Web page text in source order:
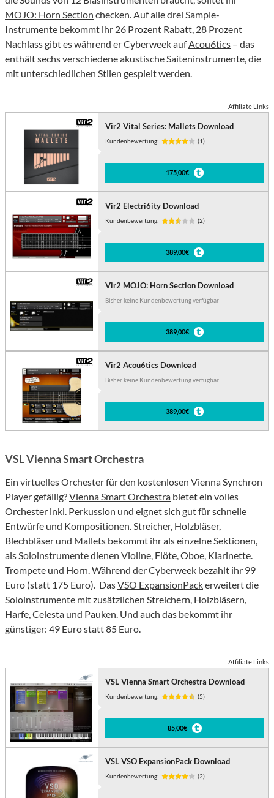
MOJO: Horn Section checken. Auf alle drei Sample-
Instrumente bekommt ihr 26 Prozent Rabatt, 28 Prozent
Nachlass gibt es während er Cyberweek aufAcou6tics – das
enthält sechs verschiedene akustische Saiteninstrumente, die
mit unterschiedlichen Stilen gespielt werden.
Affiliate Links
Vir2 Vital Series: Mallets Download
Kundenbewertung: (1)
175,00€
Vir2 Electri6ity Download
Kundenbewertung: (2)
389,00€
Vir2 MOJO: Horn Section Download
Bisher keine Kundenbewertung verfügbar
389,00€
Vir2 Acou6tics Download
Bisher keine Kundenbewertung verfügbar
389,00€
VSL Vienna Smart Orchestra
Ein virtuelles Orchester für den kostenlosen Vienna Synchron
Player gefällig?Vienna Smart Orchestra bietet ein volles
Orchester inkl. Perkussion und eignet sich gut fürschnelle
Entwürfe und Kompositionen. Streicher, Holzbläser,
Blechbläser und Mallets bekommt ihr als einzelne Sektionen,
als Soloinstrumente dienen Violine, Flöte, Oboe, Klarinette.
Trompete und Horn. Während der Cyberweek bezahlt ihr 99
Euro (statt 175 Euro). DasVSO ExpansionPackerweitert die
Soloinstrumente mit zusätzlichen Streichern, Holzbläsern,
Harfe, Celesta und Pauken. Und auch das bekommt ihr
günstiger: 49 Euro statt 85 Euro.
Affiliate Links
VSL Vienna Smart Orchestra Download
Kundenbewertung: (5)
85,00€
VSL VSO ExpansionPack Download
Kundenbewertung: (2)